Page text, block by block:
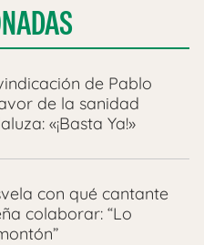
de Pablo
de la sanidad
«¡Basta Ya!»
con qué cantante
colaborar: “Lo